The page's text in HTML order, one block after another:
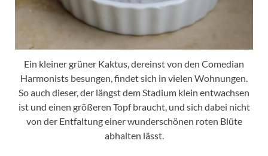
Ein kleiner grüner Kaktus, dereinst von den Comedian
Harmonists besungen, findet sich in vielen Wohnungen.
So auch dieser, der längst dem Stadium klein entwachsen
ist und einen größeren Topf braucht, und sich dabei nicht
von der Entfaltung einer wunderschönen roten Blüte
abhalten lässt.